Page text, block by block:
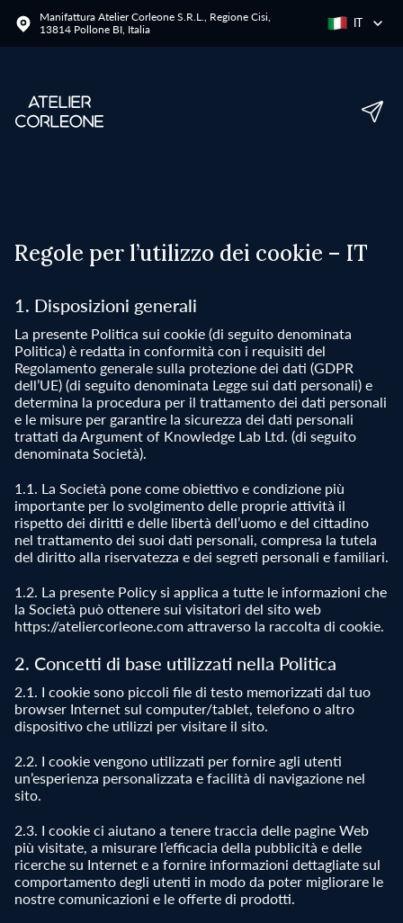
Manifattura Atelier Corleone S.R.L., Regione Cisi,
13814 Pollone BI, Italia
IT
Regole per l’utilizzo dei cookie – IT
1. Disposizioni generali
La presente Politica sui cookie (di seguito denominata
Politica) è redatta in conformità con i requisiti del
Regolamento generale sulla protezione dei dati (GDPR
dell’UE) (di seguito denominata Legge sui dati personali) e
determina la procedura per il trattamento dei dati personali
e le misure per garantire la sicurezza dei dati personali
trattati da Argument of Knowledge Lab Ltd. (di seguito
denominata Società).
1.1. La Società pone come obiettivo e condizione più
importante per lo svolgimento delle proprie attività il
rispetto dei diritti e delle libertà dell’uomo e del cittadino
nel trattamento dei suoi dati personali, compresa la tutela
del diritto alla riservatezza e dei segreti personali e familiari.
1.2. La presente Policy si applica a tutte le informazioni che
la Società può ottenere sui visitatori del sito web
https://ateliercorleone.com attraverso la raccolta di cookie.
2. Concetti di base utilizzati nella Politica
2.1. I cookie sono piccoli file di testo memorizzati dal tuo
browser Internet sul computer/tablet, telefono o altro
dispositivo che utilizzi per visitare il sito.
2.2. I cookie vengono utilizzati per fornire agli utenti
un’esperienza personalizzata e facilità di navigazione nel
sito.
2.3. I cookie ci aiutano a tenere traccia delle pagine Web
più visitate, a misurare l’efficacia della pubblicità e delle
ricerche su Internet e a fornire informazioni dettagliate sul
comportamento degli utenti in modo da poter migliorare le
nostre comunicazioni e le offerte di prodotti.